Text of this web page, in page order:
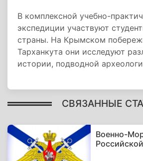
В комплексной учебно-
экспедиции участвуют
страны. На Крымском
Тарханкута они исследуют
истории, подводной
СВЯЗАННЫЕ
Военно-